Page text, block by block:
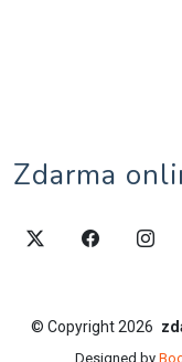
Zdarma
© Copyright2026
Designed by